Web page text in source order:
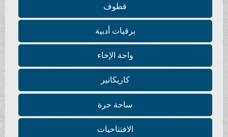
قطوف
برقيات أدبية
واحة الإخاء
كاريكاتير
ساحة حرة
الافتتاحيات